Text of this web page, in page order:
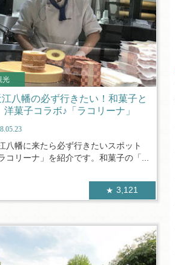
光
江八幡の必ず行きたい！和菓子と
洋菓子コラボ♪「ラコリーナ」
八幡に来たら必ず行きたいスポット
ラコリーナ」を紹介です。和菓子の「...
3,121